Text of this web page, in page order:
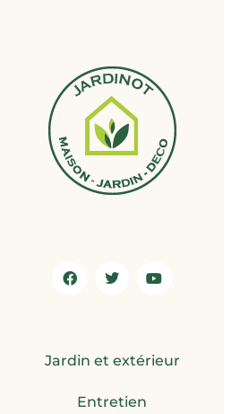
Jardin et extérieur
Entretien